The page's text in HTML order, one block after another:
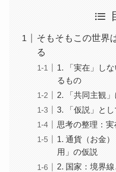
そもそもこの世界
る
1. 「実在」し
るもの
2. 「共同主観
3. 「仮説」と
思考の整理：
1. 通貨（お金
用」の仮説
2. 国家：境界線